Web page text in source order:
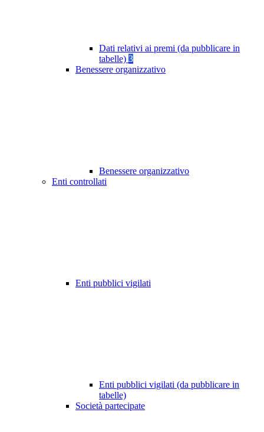
Dati relativi ai premi (da pubblicare in
tabelle) 3
Benessere organizzativo
Benessere organizzativo
Enti controllati
Enti pubblici vigilati
Enti pubblici vigilati (da pubblicare in
tabelle)
Società partecipate